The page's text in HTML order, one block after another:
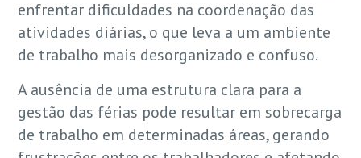
enfrentar dificuldades na coordenação das
atividades diárias, o que leva a um ambiente
de trabalho mais desorganizado e confuso.
A ausência de uma estrutura clara para a
gestão das férias pode resultar em sobrecarga
de trabalho em determinadas áreas, gerando